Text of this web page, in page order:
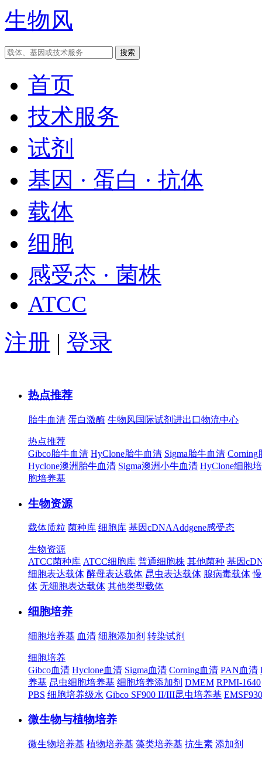
生物风
首页
技术服务
试剂
基因 · 蛋白 · 抗体
载体
细胞
感受态 · 菌株
ATCC
注册 | 登录
热点推荐
胎牛血清 蛋白激酶 生物风国际试剂进出口物流中心
热点推荐
Gibco胎牛血清 HyClone胎牛血清 Sigma胎牛血清 Corning
Hyclone澳洲胎牛血清 Sigma澳洲小牛血清 HyClone细胞
胞培养基
生物资源
载体质粒 菌种库 细胞库 基因cDNAAddgene感受态
生物资源
ATCC菌种库 ATCC细胞库 普通细胞株 其他菌种 基因
细胞表达载体 酵母表达载体 昆虫表达载体 腺病毒载体
体 无细胞表达载体 其他类型载体
细胞培养
细胞培养基 血清 细胞添加剂 转染试剂
细胞培养
Gibco血清 Hyclone血清 Sigma血清 Corning血清 PAN血清
养基 昆虫细胞培养基 细胞培养添加剂 DMEM RPMI-1640
PBS 细胞培养级水 Gibco SF900 II/III昆虫培养基
微生物与植物培养
微生物培养基 植物培养基 藻类培养基 抗生素 添加剂